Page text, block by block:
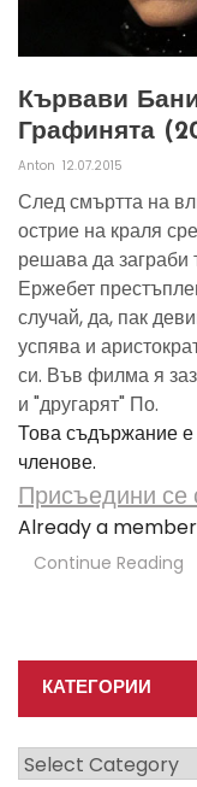
Кървави
Графинята
Anton 12.07.2015
След смъртта на
острие на краля
решава да заграби
Ержебет
случай, да, пак
успява и
си. Във филма я
и "другарят" По.
Това съдържание
членове.
Присъедини се
Already a
Continue Reading
КАТЕГОРИИ
Категории